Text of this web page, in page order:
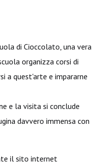
di Cioccolato, una vera
organizza corsi di
a quest'arte e impararne
e la visita si conclude
davvero immensa con
il sito internet